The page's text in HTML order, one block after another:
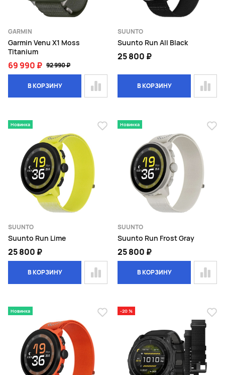
GARMIN
Garmin Venu X1 Moss
Titanium
69 990 ₽ 92 990 ₽
В КОРЗИНУ
SUUNTO
Suunto Run All Black
25 800 ₽
В КОРЗИНУ
Новинка
SUUNTO
Suunto Run Lime
25 800 ₽
В КОРЗИНУ
Новинка
SUUNTO
Suunto Run Frost Gray
25 800 ₽
В КОРЗИНУ
Новинка -20 %